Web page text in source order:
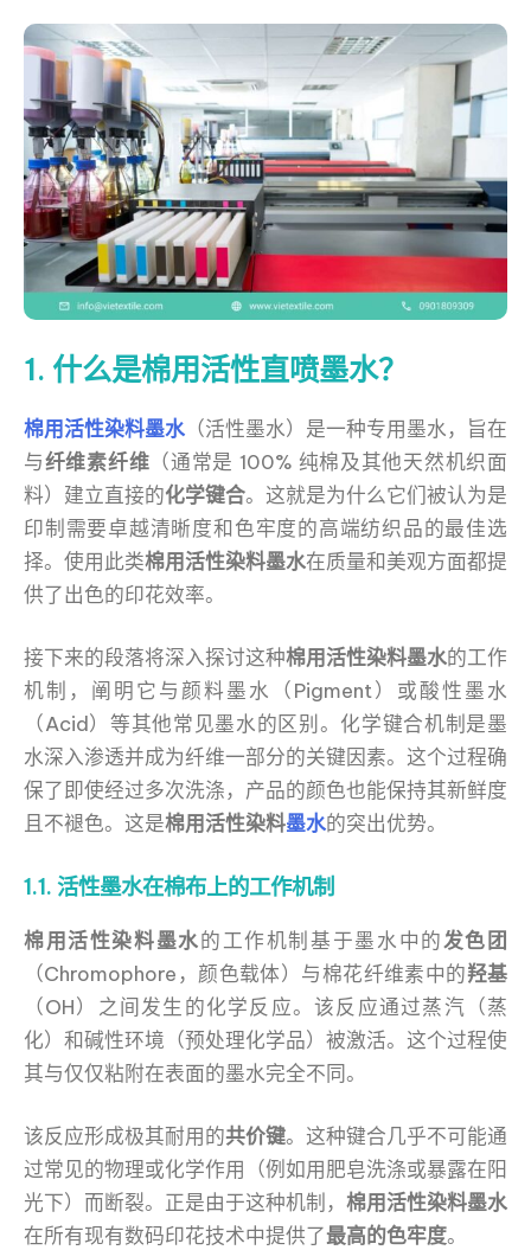
1. 什么是棉用活性直喷墨水？
棉用活性染料墨水 （活性墨水）是一种专用墨水，旨在
与纤维素纤维 （通常是 100% 纯棉及其他天然机织面
料）建立直接的化学键合。这就是为什么它们被认为是
印制需要卓越清晰度和色牢度的高端纺织品的最佳选
择。使用此类棉用活性染料墨水在质量和美观方面都提
供了出色的印花效率。
接下来的段落将深入探讨这种棉用活性染料墨水的工作
机制，阐明它与颜料墨水（Pigment）或酸性墨水
（Acid）等其他常见墨水的区别。化学键合机制是墨
水深入渗透并成为纤维一部分的关键因素。这个过程确
保了即使经过多次洗涤，产品的颜色也能保持其新鲜度
且不褪色。这是棉用活性染料墨水的突出优势。
1.1. 活性墨水在棉布上的工作机制
棉用活性染料墨水的工作机制基于墨水中的发色团
（Chromophore，颜色载体）与棉花纤维素中的羟基
（OH）之间发生的化学反应。该反应通过蒸汽（蒸
化）和碱性环境（预处理化学品）被激活。这个过程使
其与仅仅粘附在表面的墨水完全不同。
该反应形成极其耐用的共价键。这种键合几乎不可能通
过常见的物理或化学作用（例如用肥皂洗涤或暴露在阳
光下）而断裂。正是由于这种机制， 棉用活性染料墨水
在所有现有数码印花技术中提供了最高的色牢度。